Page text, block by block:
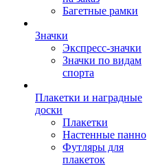
Багетные рамки
Значки
Экспресс-значки
Значки по видам
спорта
Плакетки и наградные
доски
Плакетки
Настенные панно
Футляры для
плакеток